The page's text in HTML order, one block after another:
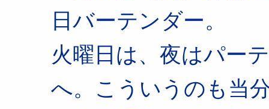
日バーテンダー。
火曜日は、夜はパー
へ。こういうのも当